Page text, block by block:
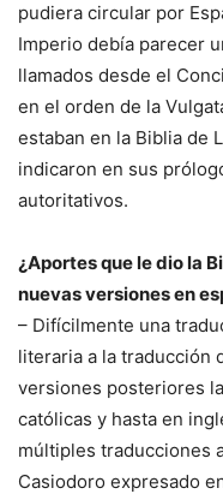
pudiera circular por
Imperio debía parecer
llamados desde el
en el orden de la
estaban en la Biblia de
indicaron en sus
autoritativos.
¿Aportes que le dio la
nuevas versiones en
– Difícilmente una
literaria a la traducción
versiones posteriores
católicas y hasta en
múltiples traducciones
Casiodoro expresado